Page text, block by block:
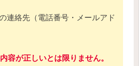
連絡先（電話番号・メールアド
容が正しいとは限りません。